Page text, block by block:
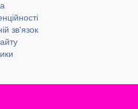
зв'язок